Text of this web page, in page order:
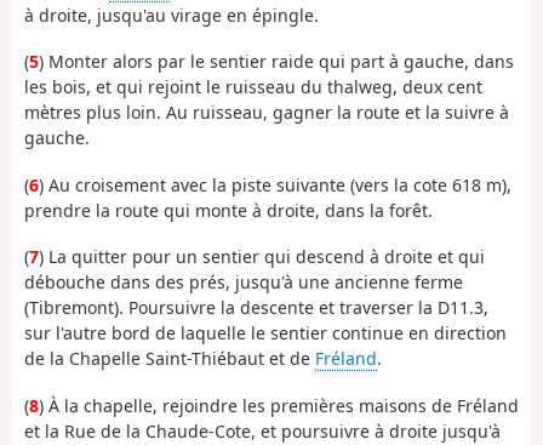
à droite, jusqu'au virage en épingle.
(5) Monter alors par le sentier raide qui part à gauche, dans
les bois, et qui rejoint le ruisseau du thalweg, deux cent
mètres plus loin. Au ruisseau, gagner la route et la suivre à
gauche.
(6) Au croisement avec la piste suivante (vers la cote 618 m),
prendre la route qui monte à droite, dans la forêt.
(7) La quitter pour un sentier qui descend à droite et qui
débouche dans des prés, jusqu'à une ancienne ferme
(Tibremont). Poursuivre la descente et traverser la D11.3,
sur l'autre bord de laquelle le sentier continue en direction
de la Chapelle Saint-Thiébaut et de Fréland.
(8) À la chapelle, rejoindre les premières maisons de Fréland
et la Rue de la Chaude-Cote, et poursuivre à droite jusqu'à